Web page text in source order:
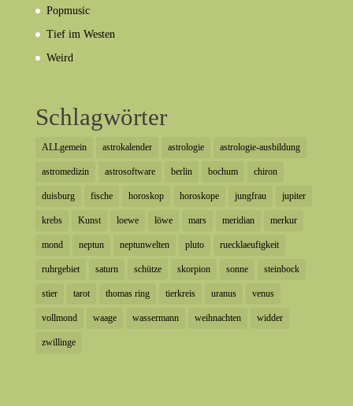
Popmusic
Tief im Westen
Weird
Schlagwörter
ALLgemein astrokalender astrologie astrologie-ausbildung
astromedizin astrosoftware berlin bochum chiron
duisburg fische horoskop horoskope jungfrau jupiter
krebs Kunst loewe löwe mars meridian merkur
mond neptun neptunwelten pluto ruecklaeufigkeit
ruhrgebiet saturn schütze skorpion sonne steinbock
stier tarot thomas ring tierkreis uranus venus
vollmond waage wassermann weihnachten widder
zwillinge